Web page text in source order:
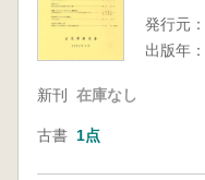
発行元：
出版年：
新刊 在庫なし
古書 1点